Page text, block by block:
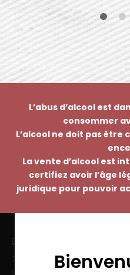
L’abus d’alcool est
consommer
L’alcool ne doit pas être
La vente d’alcool est
certifiez avoir l’âge
juridique pour pouvoir
EMMANUEL NASTI
7 avenue Pierre Pflimlin –